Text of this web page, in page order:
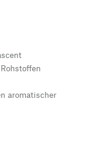
aromatischer